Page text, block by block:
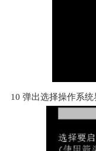
10 弹出选择操作系统